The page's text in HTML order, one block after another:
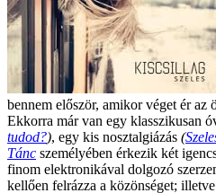
bennem először, amikor véget ér az
Ekkorra már van egy klasszikusan
tudod?), egy kis nosztalgiázás (
Tánc személyében érkezik két
finom elektronikával dolgozó
kellően felrázza a közönséget;